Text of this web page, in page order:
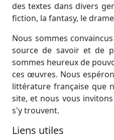
des textes dans divers
fiction, la fantasy, le
Nous sommes
source de savoir et de
sommes heureux de
ces œuvres. Nous
littérature française que
site, et nous vous
s'y trouvent.
Liens utiles